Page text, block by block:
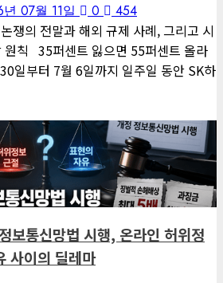
07월 11일 0 454
쟁의 전말과 해외 규제 사례, 그리고 시
원칙 35퍼센트 잃으면 55퍼센트 올라
일부터 7월 6일까지 일주일 동안 SK하
보통신망법 시행, 온라인 허위정
사이의 딜레마